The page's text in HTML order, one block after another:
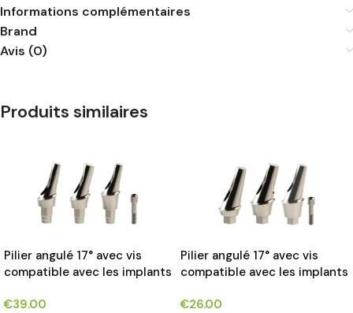
Informations complémentaires
Brand
Avis (0)
Produits similaires
Pilier angulé 17° avec vis
compatible avec les implants
€39.00
Pilier angulé 17° avec vis
compatible avec les implants
€26.00